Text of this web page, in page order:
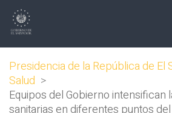
Presidencia de la República de El
Salud >
Equipos del Gobierno intensifican
sanitarias en diferentes puntos